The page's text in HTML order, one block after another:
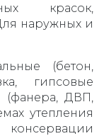
красок,
наружных и
(бетон,
гипсовые
(фанера, ДВП,
утепления